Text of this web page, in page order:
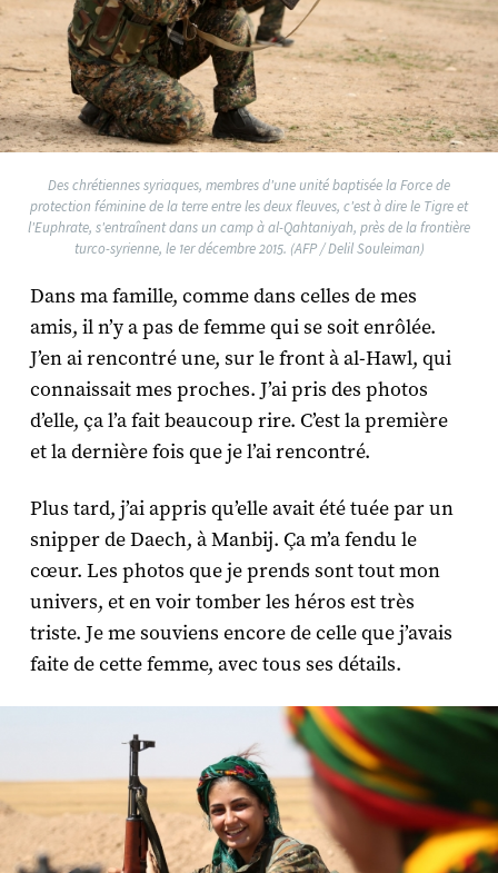
Des chrétiennes syriaques, membres d'une unité baptisée la Force de
protection féminine de la terre entre les deux fleuves, c'est à dire le Tigre et
l'Euphrate, s'entraînent dans un camp à al-Qahtaniyah, près de la frontière
turco-syrienne, le 1er décembre 2015. (AFP / Delil Souleiman)
Dans ma famille, comme dans celles de mes
amis, il n’y a pas de femme qui se soit enrôlée.
J’en ai rencontré une, sur le front à al-Hawl, qui
connaissait mes proches. J’ai pris des photos
d’elle, ça l’a fait beaucoup rire. C’est la première
et la dernière fois que je l’ai rencontré.
Plus tard, j’ai appris qu’elle avait été tuée par un
snipper de Daech, à Manbij. Ça m’a fendu le
cœur. Les photos que je prends sont tout mon
univers, et en voir tomber les héros est très
triste. Je me souviens encore de celle que j’avais
faite de cette femme, avec tous ses détails.